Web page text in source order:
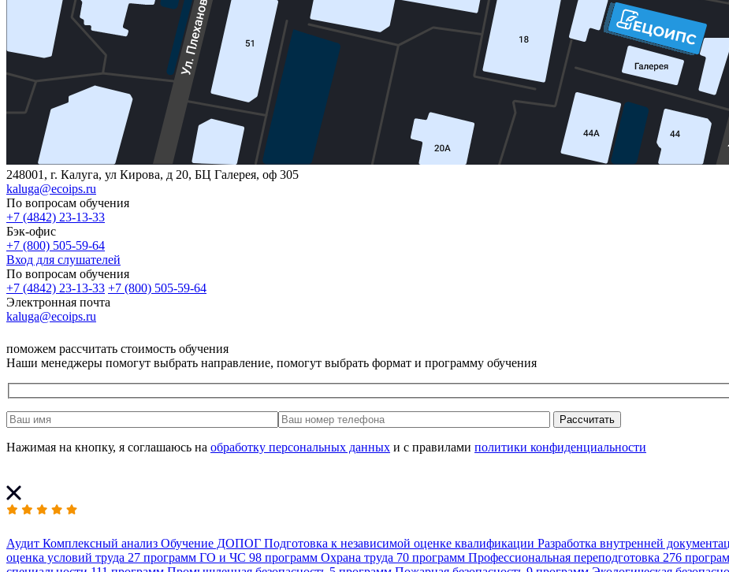
248001, г. Калуга, ул Кирова, д 20, БЦ Галерея, оф 305
kaluga@ecoips.ru
По вопросам обучения
+7 (4842) 23-13-33
Бэк-офис
+7 (800) 505-59-64
Вход для слушателей
По вопросам обучения
+7 (4842) 23-13-33 +7 (800) 505-59-64
Электронная почта
kaluga@ecoips.ru
поможем рассчитать стоимость обучения
Наши менеджеры помогут выбрать направление, помогут выбрать формат и программу обучения
Рассчитать
Нажимая на кнопку, я соглашаюсь на обработку персональных данных и с правилами политики конфиденциальности
Аудит Комплексный анализ Обучение ДОПОГ Подготовка к независимой оценке квалификации Разработка внутренней
оценка условий труда 27 программ ГО и ЧС 98 программ Охрана труда 70 программ Профессиональная переподготовка 276